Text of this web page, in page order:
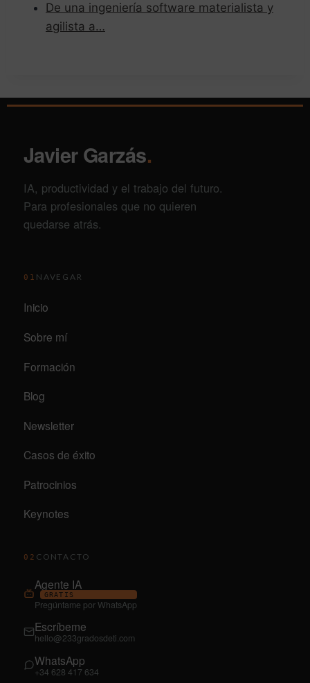
De una ingeniería software materialista y
agilista a…
Javier Garzás.
IA, productividad y el trabajo del futuro.
Para profesionales que no quieren
quedarse atrás.
01 NAVEGAR
Inicio
Sobre mí
Formación
Blog
Newsletter
Casos de éxito
Patrocinios
Keynotes
02 CONTACTO
Agente IA
GRATIS
Pregúntame por WhatsApp
Escríbeme
hello@233gradosdeti.com
WhatsApp
+34 628 417 634